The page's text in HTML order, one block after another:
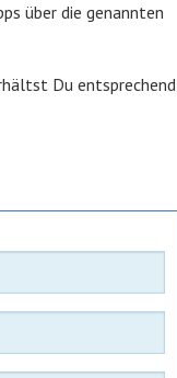
über die genannten
Du entsprechend